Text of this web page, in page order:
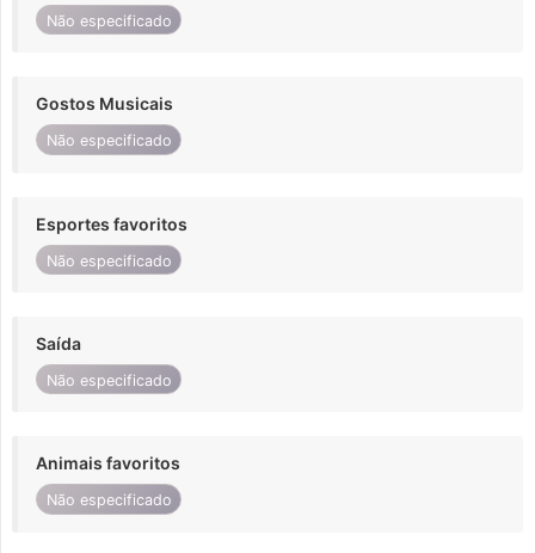
Não especificado
Gostos Musicais
Não especificado
Esportes favoritos
Não especificado
Saída
Não especificado
Animais favoritos
Não especificado